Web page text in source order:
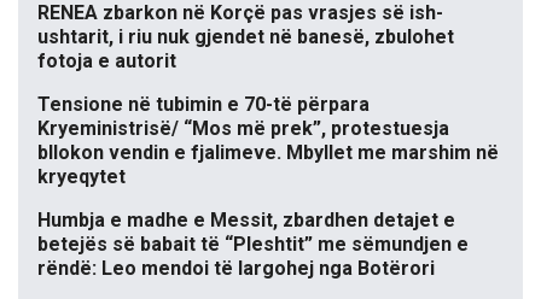
RENEA zbarkon në Korçë pas vrasjes së ish-
ushtarit, i riu nuk gjendet në banesë, zbulohet
fotoja e autorit
Tensione në tubimin e 70-të përpara
Kryeministrisë/ “Mos më prek”, protestuesja
bllokon vendin e fjalimeve. Mbyllet me marshim në
kryeqytet
Humbja e madhe e Messit, zbardhen detajet e
betejës së babait të “Pleshtit” me sëmundjen e
rëndë: Leo mendoi të largohej nga Botërori